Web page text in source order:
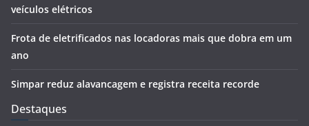
veículos elétricos
Frota de eletrificados nas locadoras mais que dobra em um
ano
Simpar reduz alavancagem e registra receita recorde
Destaques